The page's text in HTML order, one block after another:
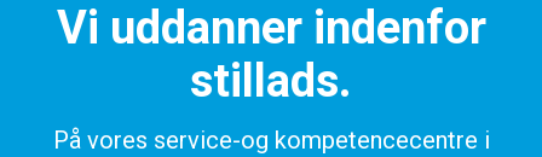
Vi uddanner indenfor
stillads.
På vores service-og kompetencecentre i